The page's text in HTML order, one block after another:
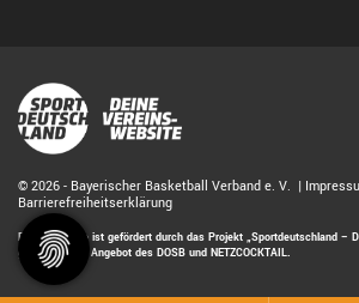
© 2026 - Bayerischer Basketball Verband e. V. |
Barrierefreiheitserklärung
Diese Website ist gefördert durch das Projekt „Sportdeutschland –
gemeinsamen Angebot des DOSB und NETZCOCKTAIL.